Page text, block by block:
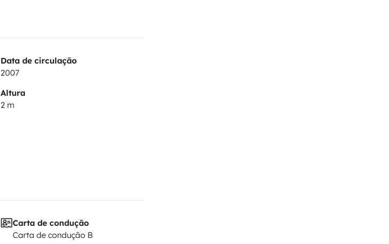
Data de circulação
2007
Altura
2 m
Carta de condução
Carta de condução B